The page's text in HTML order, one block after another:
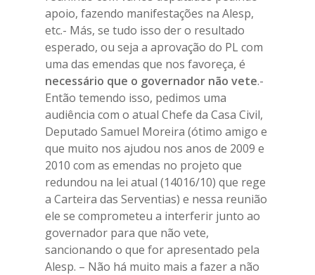
apoio, fazendo manifestações na Alesp,
etc.- Más, se tudo isso der o resultado
esperado, ou seja a aprovação do PL com
uma das emendas que nos favoreça, é
necessário que o governador não vete.-
Então temendo isso, pedimos uma
audiência com o atual Chefe da Casa Civil,
Deputado Samuel Moreira (ótimo amigo e
que muito nos ajudou nos anos de 2009 e
2010 com as emendas no projeto que
redundou na lei atual (14016/10) que rege
a Carteira das Serventias) e nessa reunião
ele se comprometeu a interferir junto ao
governador para que não vete,
sancionando o que for apresentado pela
Alesp. – Não há muito mais a fazer a não
Home
Diretoria
Associe-se
Estatutos e Atas
Leis
Colônia de Férias
Grande
Hotel
Contato